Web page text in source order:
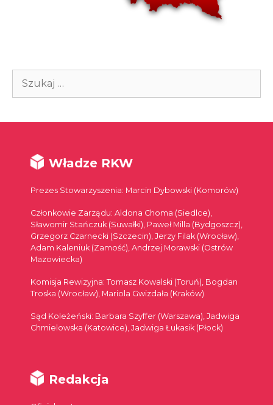
Szukaj:
Władze RKW
Prezes Stowarzyszenia: Marcin Dybowski (Komorów)
Członkowie Zarządu: Aldona Choma (Siedlce),
Sławomir Stańczuk (Suwałki), Paweł Milla (Bydgoszcz),
Grzegorz Czarnecki (Szczecin), Jerzy Filak (Wrocław),
Adam Kaleniuk (Zamość), Andrzej Morawski (Ostrów
Mazowiecka)
Komisja Rewizyjna: Tomasz Kowalski (Toruń), Bogdan
Troska (Wrocław), Mariola Gwizdała (Kraków)
Sąd Koleżeński: Barbara Szyffer (Warszawa), Jadwiga
Chmielowska (Katowice), Jadwiga Łukasik (Płock)
Redakcja